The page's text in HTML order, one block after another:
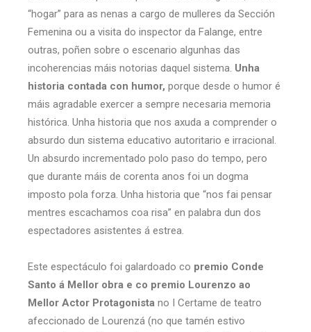
“hogar” para as nenas a cargo de mulleres da Sección
Femenina ou a visita do inspector da Falange, entre
outras, poñen sobre o escenario algunhas das
incoherencias máis notorias daquel sistema. Unha
historia contada con humor, porque desde o humor é
máis agradable exercer a sempre necesaria memoria
histórica. Unha historia que nos axuda a comprender o
absurdo dun sistema educativo autoritario e irracional.
Un absurdo incrementado polo paso do tempo, pero
que durante máis de corenta anos foi un dogma
imposto pola forza. Unha historia que “nos fai pensar
mentres escachamos coa risa” en palabra dun dos
espectadores asistentes á estrea.
Este espectáculo foi galardoado co premio Conde
Santo á Mellor obra e co premio Lourenzo ao
Mellor Actor Protagonista no I Certame de teatro
afeccionado de Lourenzá (no que tamén estivo